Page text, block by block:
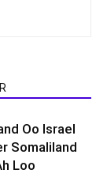
Oo Israel
Somaliland
Loo